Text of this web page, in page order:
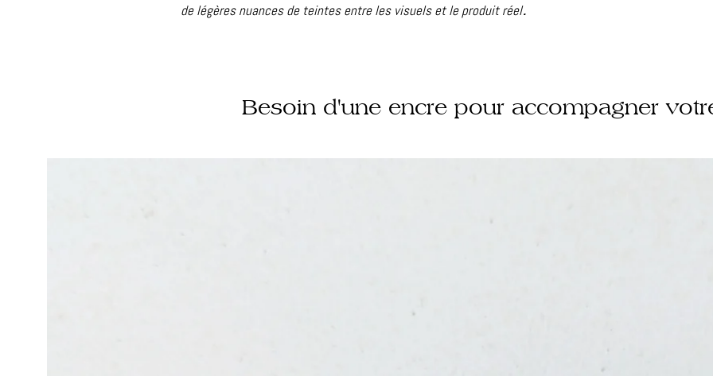
de légères nuances de teintes entre les visuels et le produit réel.
Besoin d'une encre pour accompagner